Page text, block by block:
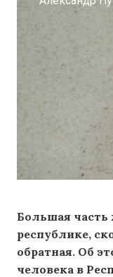
Большая часть
республике,
обратная. Об
человека в